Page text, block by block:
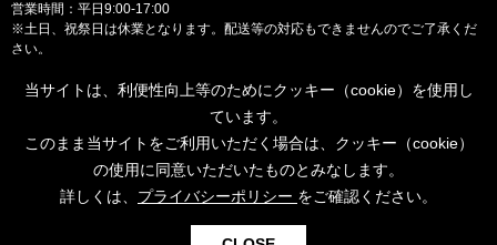
営業時間：平日9:00-17:00
※土日、祝祭日は休業となります。配送等の対応もできませんのでご了承くだ
さい。
© CAPTAINSTAG Co.Ltd.
当サイトは、利便性向上等のためにクッキー（cookie）を使用し
ています。
このまま当サイトをご利用いただく場合は、クッキー（cookie）
の使用に同意いただいたものとみなします。
詳しくは、 プライバシーポリシー をご確認ください。